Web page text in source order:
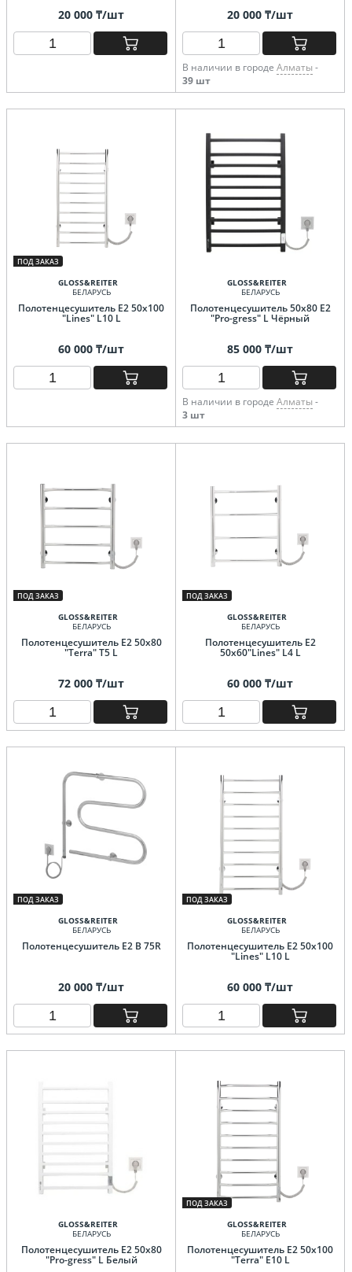
20 000 ₸/шт 20 000 ₸/шт
В наличии в городе Алматы -
39 шт
ПОД ЗАКАЗ
GLOSS&REITER
БЕЛАРУСЬ
Полотенцесушитель E2 50x100
"Lines" L10 L
60 000 ₸/шт
GLOSS&REITER
БЕЛАРУСЬ
Полотенцесушитель 50х80 E2
"Pro-gress" L Чёрный
85 000 ₸/шт
В наличии в городе Алматы -
3 шт
ПОД ЗАКАЗ
GLOSS&REITER
БЕЛАРУСЬ
Полотенцесушитель E2 50x80
"Terra" T5 L
72 000 ₸/шт
ПОД ЗАКАЗ
GLOSS&REITER
БЕЛАРУСЬ
Полотенцесушитель E2
50x60"Lines" L4 L
60 000 ₸/шт
ПОД ЗАКАЗ
GLOSS&REITER
БЕЛАРУСЬ
Полотенцесушитель E2 B 75R
20 000 ₸/шт
ПОД ЗАКАЗ
GLOSS&REITER
БЕЛАРУСЬ
Полотенцесушитель E2 50x100
"Lines" L10 L
60 000 ₸/шт
GLOSS&REITER
БЕЛАРУСЬ
Полотенцесушитель E2 50х80
"Pro-gress" L Белый
ПОД ЗАКАЗ
GLOSS&REITER
БЕЛАРУСЬ
Полотенцесушитель E2 50x100
"Terra" Е10 L